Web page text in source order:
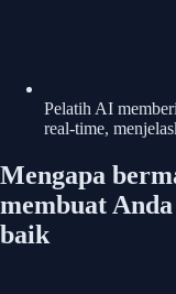
Pelatih AI
real-time,
Mengapa
membuat
baik